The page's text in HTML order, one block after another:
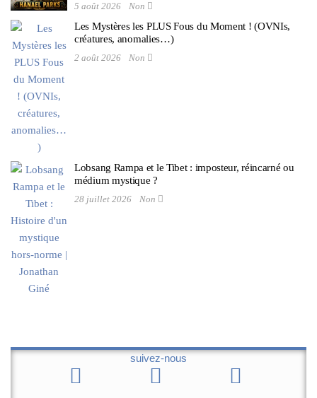
5 août 2026 Non
Les Mystères les PLUS Fous du Moment ! (OVNIs,
créatures, anomalies…)
2 août 2026 Non
Lobsang Rampa et le Tibet : imposteur, réincarné ou
médium mystique ?
28 juillet 2026 Non
suivez-nous